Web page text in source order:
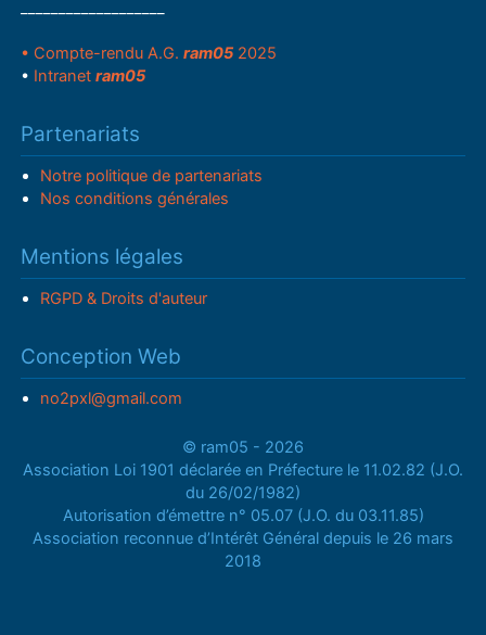
• Compte-rendu A.G.ram05 2025
• Intranetram05
Partenariats
Notre politique de partenariats
Nos conditions générales
Mentions légales
RGPD & Droits d'auteur
Conception Web
no2pxl@gmail.com
© ram05 - 2026
Association Loi 1901 déclarée en Préfecture le 11.02.82 (J.O.
du 26/02/1982)
Autorisation d’émettre n° 05.07 (J.O. du 03.11.85)
Association reconnue d’Intérêt Général depuis le 26 mars
2018